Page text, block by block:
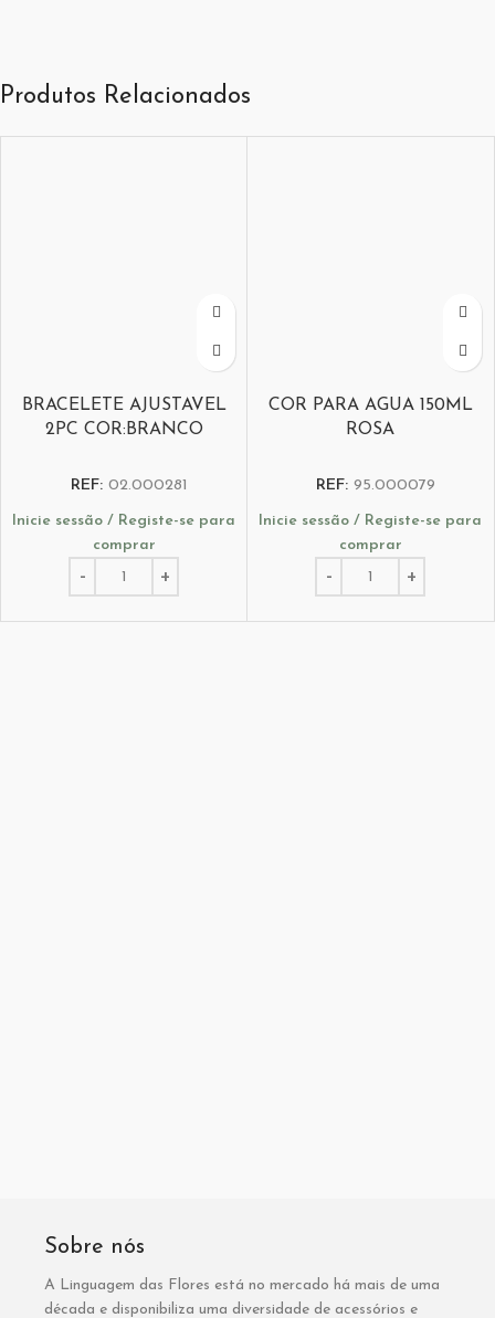
Produtos Relacionados
BRACELETE AJUSTAVEL
2PC COR:BRANCO
REF: 02.000281
Inicie sessão / Registe-se para
comprar
COR PARA AGUA 150ML
ROSA
REF: 95.000079
Inicie sessão / Registe-se para
comprar
Sobre nós
A Linguagem das Flores está no mercado há mais de uma
década e disponibiliza uma diversidade de acessórios e